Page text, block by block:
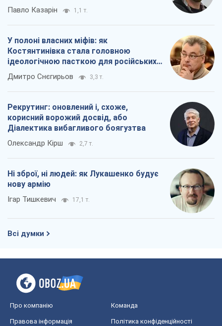
Павло Казарін 1,1 т.
У полоні власних міфів: як
Костянтинівка стала головною
ідеологічною пасткою для російських
окупантів
Дмитро Снєгирьов 3,3 т.
Рекрутинг: оновлений і, схоже,
корисний ворожий досвід, або
Діалектика вибагливого боягузтва
Олександр Кірш 2,7 т.
Ні зброї, ні людей: як Лукашенко будує
нову армію
Ігар Тишкевич 17,1 т.
Всі думки
Про компанію Команда
Правова інформація Політика конфіденційності